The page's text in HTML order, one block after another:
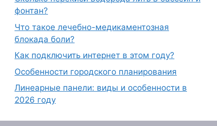
фонтан?
Что такое лечебно-медикаментозная
блокада боли?
Как подключить интернет в этом году?
Особенности городского планирования
Линеарные панели: виды и особенности в
2026 году